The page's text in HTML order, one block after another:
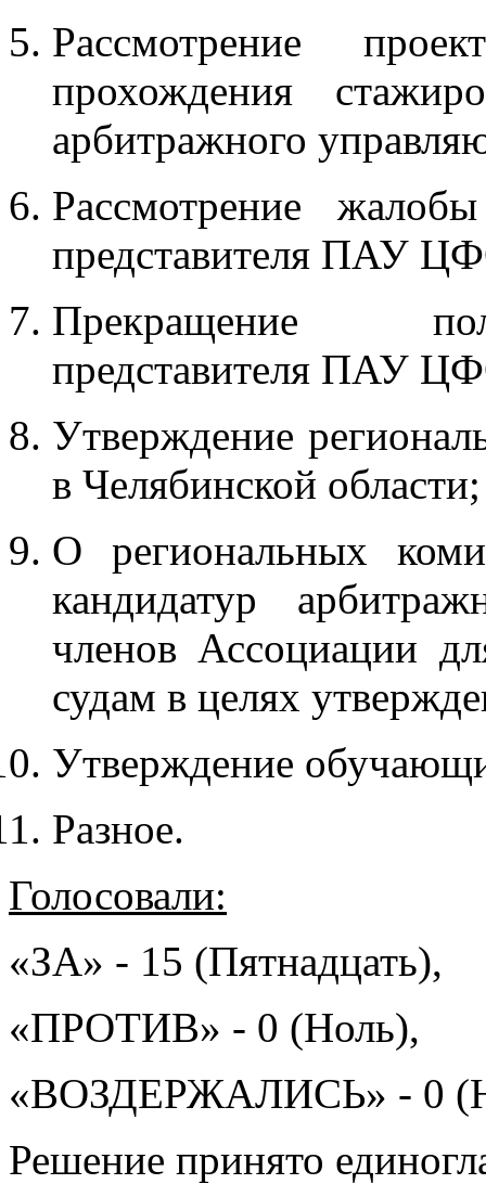
Рассмотрение
прохождения
арбитражного
Рассмотрение
представителя ПАУ
Прекращение
представителя ПАУ
Утверждение
в Челябинской области;
О региональных
кандидатур
членов Ассоциации
судам в целях
Утверждение
Разное.
Голосовали:
«ЗА» - 15 (Пятнадцать),
«ПРОТИВ» - 0 (Ноль),
«ВОЗДЕРЖАЛИСЬ» - 0
Решение принято